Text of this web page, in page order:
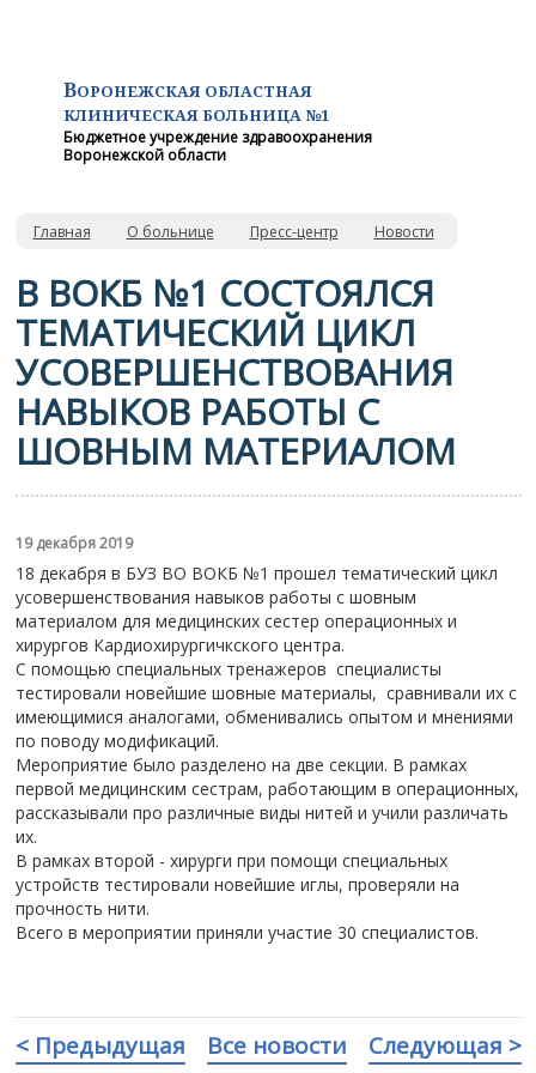
ВОРОНЕЖСКАЯ ОБЛАСТНАЯ
КЛИНИЧЕСКАЯ БОЛЬНИЦА №1
Бюджетное учреждение здравоохранения
Воронежской области
Главная О больнице Пресс-центр Новости
В ВОКБ №1 СОСТОЯЛСЯ
ТЕМАТИЧЕСКИЙ ЦИКЛ
УСОВЕРШЕНСТВОВАНИЯ
НАВЫКОВ РАБОТЫ С
ШОВНЫМ МАТЕРИАЛОМ
19 декабря 2019
18 декабря в БУЗ ВО ВОКБ №1 прошел тематический цикл
усовершенствования навыков работы с шовным
материалом для медицинских сестер операционных и
хирургов Кардиохирургичкского центра.
С помощью специальных тренажеров специалисты
тестировали новейшие шовные материалы, сравнивали их с
имеющимися аналогами, обменивались опытом и мнениями
по поводу модификаций.
Мероприятие было разделено на две секции. В рамках
первой медицинским сестрам, работающим в операционных,
рассказывали про различные виды нитей и учили различать
их.
В рамках второй - хирурги при помощи специальных
устройств тестировали новейшие иглы, проверяли на
прочность нити.
Всего в мероприятии приняли участие 30 специалистов.
< Предыдущая Все новости Следующая >